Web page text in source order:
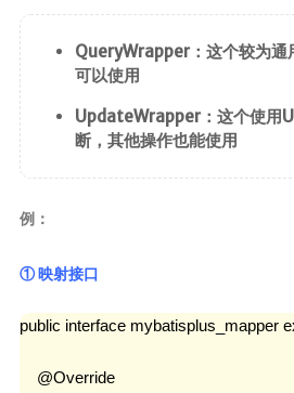
QueryWrapper：这个较为通
可以使用
UpdateWrapper：这个使用
断，其他操作也能使用
例：
① 映射接口
public interface mybatisplus_mapper
    @Override